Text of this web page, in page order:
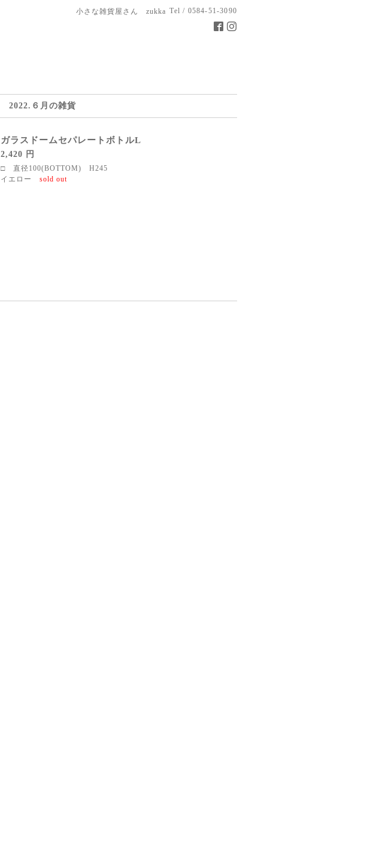
小さな雑貨屋さん zukka Tel / 0584-51-3090
2022.６月の雑貨
ガラスドームセパレートボトルL
2,420 円
□ 直径100(BOTTOM) H245
イエロー sold out